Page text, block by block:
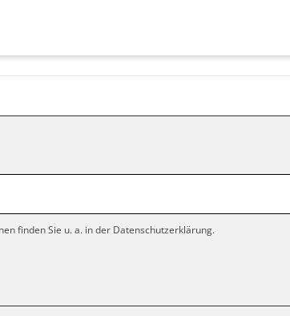
finden Sie u. a. in der Datenschutzerklärung.